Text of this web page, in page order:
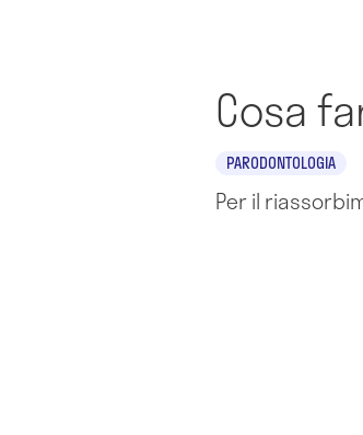
Cosa
PARODONTOLOGIA
Per il